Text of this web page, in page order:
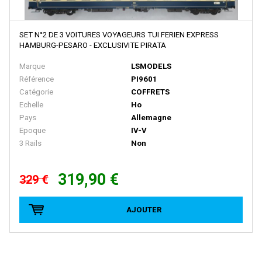
EFSI
EKO
Elec-Trains International- MMRG
ELECTROTREN
EPM
Epoche
ESCI
EURO-SCALE
EURO MODELL
SET N°2 DE 3 VOITURES VOYAGEURS TUI FERIEN EXPRESS
HAMBURG-PESARO - EXCLUSIVITE PIRATA
Marque
LSMODELS
Référence
PI9601
Catégorie
COFFRETS
Echelle
Ho
Pays
Allemagne
Epoque
IV-V
3 Rails
Non
329 € 319,90 €
AJOUTER